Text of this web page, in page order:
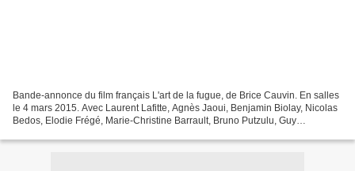
Bande-annonce du film français L'art de la fugue, de Brice Cauvin. En salles
le 4 mars 2015. Avec Laurent Lafitte, Agnès Jaoui, Benjamin Biolay, Nicolas
Bedos, Elodie Frégé, Marie-Christine Barrault, Bruno Putzulu, Guy